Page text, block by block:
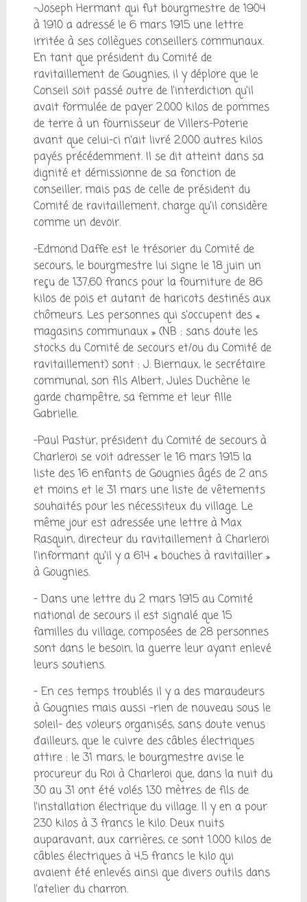
-Joseph Hermant qui fut bourgmestre de 1904
à 1910 a adressé le 6 mars 1915 une lettre
irritée à ses collègues conseillers communaux.
En tant que président du Comité de
ravitaillement de Gougnies, il y déplore que le
Conseil soit passé outre de l’interdiction qu’il
avait formulée de payer 2.000 kilos de pommes
de terre à un fournisseur de Villers-Poterie
avant que celui-ci n’ait livré 2.000 autres kilos
payés précédemment. Il se dit atteint dans sa
dignité et démissionne de sa fonction de
conseiller, mais pas de celle de président du
Comité de ravitaillement, charge qu’il considère
comme un devoir.
-Edmond Daffe est le trésorier du Comité de
secours, le bourgmestre lui signe le 18 juin un
reçu de 137,60 francs pour la fourniture de 86
kilos de pois et autant de haricots destinés aux
chômeurs. Les personnes qui s’occupent des «
magasins communaux » (NB : sans doute les
stocks du Comité de secours et/ou du Comité de
ravitaillement) sont : J. Biernaux, le secrétaire
communal, son fils Albert, Jules Duchène le
garde champêtre, sa femme et leur fille
Gabrielle.
-Paul Pastur, président du Comité de secours à
Charleroi se voit adresser le 16 mars 1915 la
liste des 16 enfants de Gougnies âgés de 2 ans
et moins et le 31 mars une liste de vêtements
souhaités pour les nécessiteux du village. Le
même jour est adressée une lettre à Max
Rasquin, directeur du ravitaillement à Charleroi
l’informant qu’il y a 614 « bouches à ravitailler »
à Gougnies.
– Dans une lettre du 2 mars 1915 au Comité
national de secours il est signalé que 15
familles du village, composées de 28 personnes
sont dans le besoin, la guerre leur ayant enlevé
leurs soutiens.
– En ces temps troublés il y a des maraudeurs
à Gougnies mais aussi -rien de nouveau sous le
soleil- des voleurs organisés, sans doute venus
d’ailleurs, que le cuivre des câbles électriques
attire : le 31 mars, le bourgmestre avise le
procureur du Roi à Charleroi que, dans la nuit du
30 au 31 ont été volés 130 mètres de fils de
l’installation électrique du village. Il y en a pour
230 kilos à 3 francs le kilo. Deux nuits
auparavant, aux carrières, ce sont 1.000 kilos de
câbles électriques à 4,5 francs le kilo qui
avaient été enlevés ainsi que divers outils dans
l’atelier du charron.